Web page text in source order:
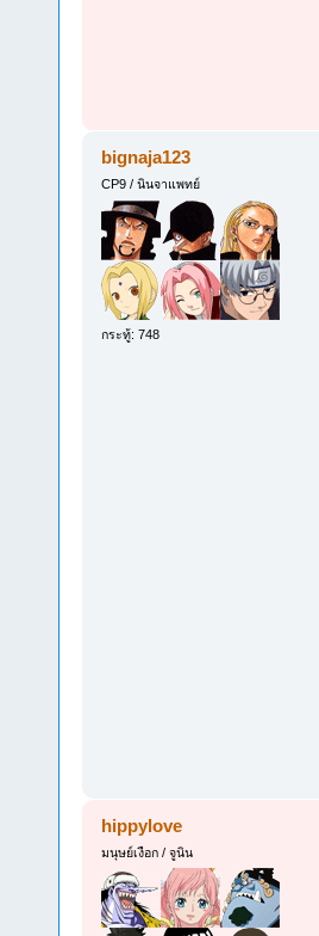
bignaja123
CP9 / นินจาแพทย์
กระทู้: 748
hippylove
มนุษย์เงือก / จูนิน